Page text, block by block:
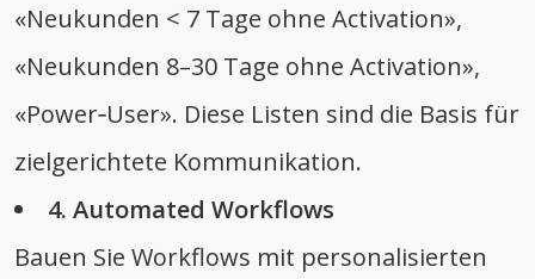
«Neukunden < 7 Tage ohne Activation»,
«Neukunden 8–30 Tage ohne Activation»,
«Power‑User». Diese Listen sind die Basis für
zielgerichtete Kommunikation.
4. Automated Workflows
Bauen Sie Workflows mit personalisierten